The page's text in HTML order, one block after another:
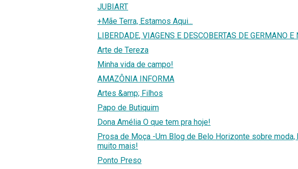
JUBIART
+Mãe Terra, Estamos Aqui...
LIBERDADE, VIAGENS E DESCOBERTAS DE GERMANO
Arte de Tereza
Minha vida de campo!
AMAZÔNIA INFORMA
Artes &amp; Filhos
Papo de Butiquim
Dona Amélia O que tem pra hoje!
Prosa de Moça -Um Blog de Belo Horizonte sobre
muito mais!
Ponto Preso